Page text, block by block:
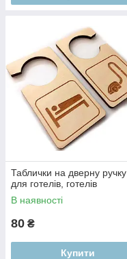
Таблички на дверну ручку
для готелів, готелів
В наявності
80 ₴
Купити